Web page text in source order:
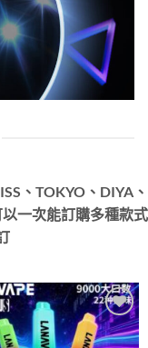
、TOKYO、DIYA、
一次能訂購多種款式
Add to
wishlist